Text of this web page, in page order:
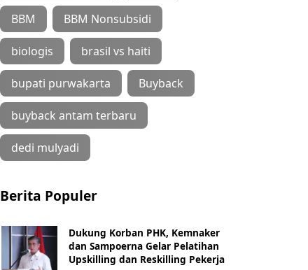
BBM BBM Nonsubsidi
biologis brasil vs haiti
bupati purwakarta Buyback
buyback antam terbaru
dedi mulyadi
Berita Populer
Dukung Korban PHK, Kemnaker
dan Sampoerna Gelar Pelatihan
Upskilling dan Reskilling Pekerja